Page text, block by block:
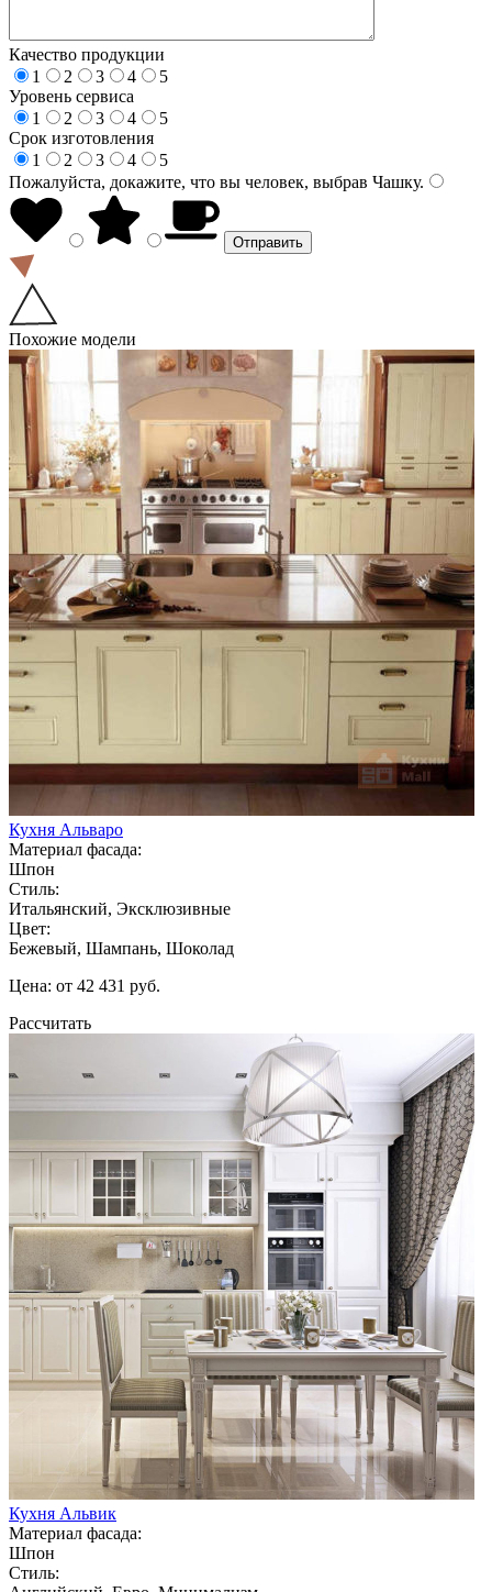
Качество продукции
1
2 3 4
5
Уровень сервиса
1
2 3 4
5
Срок изготовления
1
2 3 4
5
Пожалуйста, докажите, что вы человек, выбрав Чашку.
Похожие модели
Кухня Альваро
Материал фасада:
Шпон
Стиль:
Итальянский, Эксклюзивные
Цвет:
Бежевый, Шампань, Шоколад
Цена: от 42 431 руб.
Рассчитать
Кухня Альвик
Материал фасада:
Шпон
Стиль: